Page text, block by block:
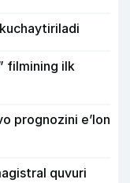
filmining ilk
prognozini e’lon
quvuri